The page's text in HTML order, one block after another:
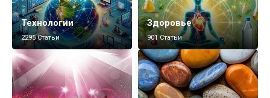
Технологии
2295 Статьи
Здоровье
901 Статьи